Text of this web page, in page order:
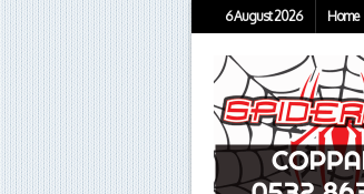
6 August 2026 Home